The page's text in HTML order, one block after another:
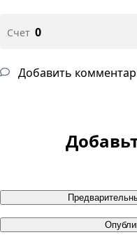
Счет 0
Добавить